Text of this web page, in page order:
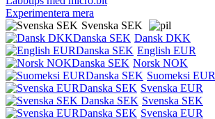
Experimentera mera
Svenska SEK
Dansk DKK
English EUR
Norsk NOK
Suomeksi EUR
Svenska EUR
Svenska SEK
Svenska EUR